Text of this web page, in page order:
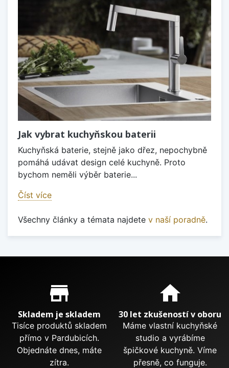
Jak vybrat kuchyňskou baterii
Kuchyňská baterie, stejně jako dřez, nepochybně
pomáhá udávat design celé kuchyně. Proto
bychom neměli výběr baterie...
Číst více
Všechny články a témata najdete v naší poradně.
Proč nakupovat u nás?
store_mall_directory
Skladem je skladem
Tisíce produktů skladem
přímo v Pardubicích.
Objednáte dnes, máte
zítra.
home
30 let zkušeností v oboru
Máme vlastní kuchyňské
studio a vyrábíme
špičkové kuchyně. Víme
přesně, co funguje.